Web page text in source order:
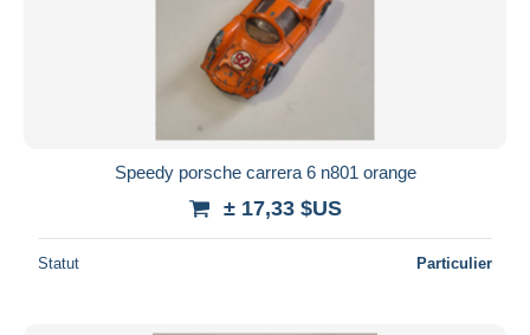
Speedy porsche carrera 6 n801 orange
± 17,33 $US
Statut Particulier